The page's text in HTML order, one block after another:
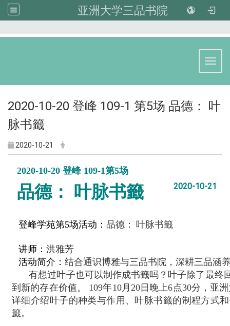
亚洲大学三品书院
2020-10-20 登峰 109-1 第5场 品德： 叶
脉书籤
2020-10-21
2020-10-20 登峰 109-1第5场
品德： 叶脉书籤 2020-10-21
登峰学苑第5场活动： 品德： 叶脉书籤
讲师： 洪雅芳
活动简介： 结合通识博雅与三品书院，深耕三品涵
有想过叶子也可以制作成书籤吗？叶子除了最
到新的存在价值。
109年10月 20日晚上6点30分，亚
详细介绍叶子的种类与作用、叶脉书籤的制程方式
籤。